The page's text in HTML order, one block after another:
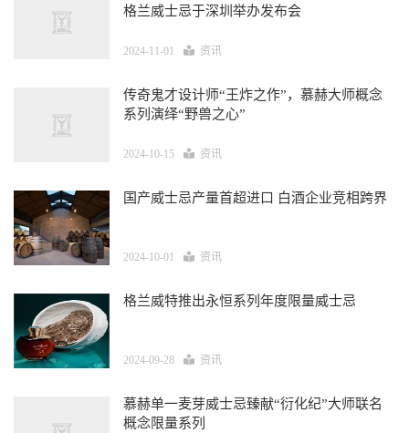
格兰威士忌于深圳举办发布会
2024-11-01 资讯
传奇鬼才设计师“王炸之作”，慕赫大师概念
系列演绎“野兽之心”
2024-10-15 资讯
国产威士忌产量首超进口 白酒企业竞相跨界
2024-10-01 资讯
格兰威特推出永恒系列年度限量威士忌
2024-09-28 资讯
慕赫单一麦芽威士忌臻献“衍化纪”大师联名
概念限量系列